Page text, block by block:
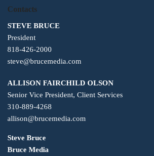
Contacts
STEVE BRUCE
President
818-426-2000
steve@brucemedia.com
ALLISON FAIRCHILD OLSON
Senior Vice President, Client Services
310-889-4268
allison@brucemedia.com
Steve Bruce
Bruce Media